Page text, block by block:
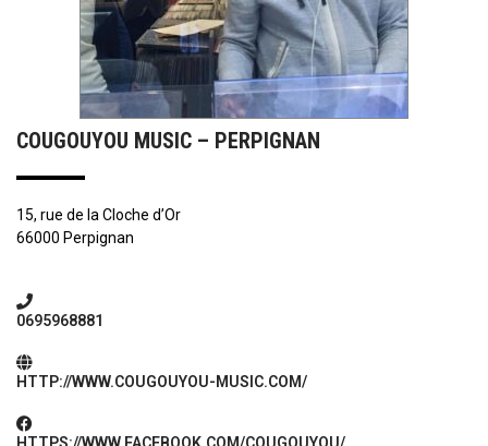
COUGOUYOU MUSIC – PERPIGNAN
15, rue de la Cloche d’Or
66000 Perpignan
0695968881
HTTP://WWW.COUGOUYOU-MUSIC.COM/